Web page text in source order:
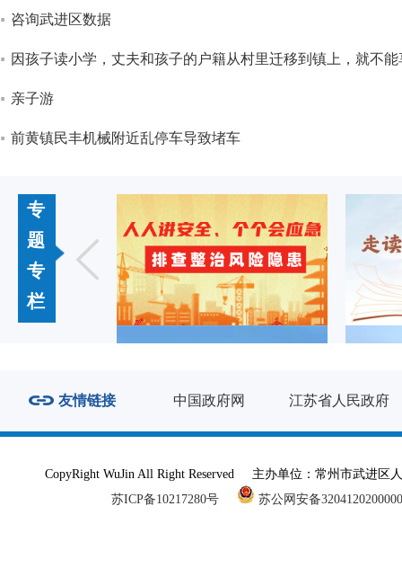
咨询武进区数据
因孩子读小学，丈夫和孩子的户籍从村里迁移到镇上，就不能
亲子游
前黄镇民丰机械附近乱停车导致堵车
专
题
专
栏
友情链接 中国政府网 江苏省人民政府
CopyRight WuJin All Right Reserved 主办单位：常州市武进
苏ICP备10217280号
苏公网安备